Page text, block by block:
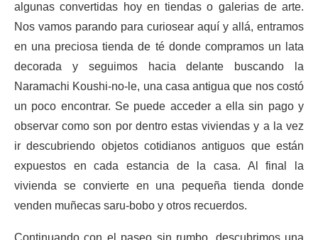
algunas convertidas hoy en tiendas o galerias de arte.
Nos vamos parando para curiosear aquí y allá, entramos
en una preciosa tienda de té donde compramos un lata
decorada y seguimos hacia delante buscando la
Naramachi Koushi-no-le, una casa antigua que nos costó
un poco encontrar. Se puede acceder a ella sin pago y
observar como son por dentro estas viviendas y a la vez
ir descubriendo objetos cotidianos antiguos que están
expuestos en cada estancia de la casa. Al final la
vivienda se convierte en una pequeña tienda donde
venden muñecas saru-bobo y otros recuerdos.
Continuando con el paseo sin rumbo, descubrimos una